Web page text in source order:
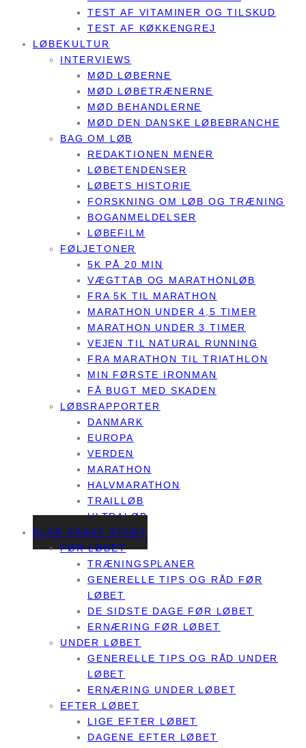
TEST AF VITAMINER OG TILSKUD
TEST AF KØKKENGREJ
LØBEKULTUR
INTERVIEWS
MØD LØBERNE
MØD LØBETRÆNERNE
MØD BEHANDLERNE
MØD DEN DANSKE LØBEBRANCHE
BAG OM LØB
REDAKTIONEN MENER
LØBETENDENSER
LØBETS HISTORIE
FORSKNING OM LØB OG TRÆNING
BOGANMELDELSER
LØBEFILM
FØLJETONER
5K PÅ 20 MIN
VÆGTTAB OG MARATHONLØB
FRA 5K TIL MARATHON
MARATHON UNDER 4,5 TIMER
MARATHON UNDER 3 TIMER
VEJEN TIL NATURAL RUNNING
FRA MARATHON TIL TRIATHLON
MIN FØRSTE IRONMAN
FÅ BUGT MED SKADEN
LØBSRAPPORTER
DANMARK
EUROPA
VERDEN
MARATHON
HALVMARATHON
TRAILLØB
ULTRALØB
KLAR-PARAT-START
FØR LØBET
TRÆNINGSPLANER
GENERELLE TIPS OG RÅD FØR
LØBET
DE SIDSTE DAGE FØR LØBET
ERNÆRING FØR LØBET
UNDER LØBET
GENERELLE TIPS OG RÅD UNDER
LØBET
ERNÆRING UNDER LØBET
EFTER LØBET
LIGE EFTER LØBET
DAGENE EFTER LØBET